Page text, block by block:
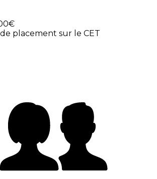
de placement sur le CET